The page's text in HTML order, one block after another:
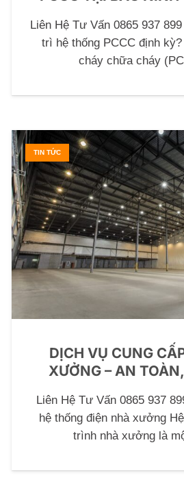
Liên Hệ Tư Vấn 0865 937
trì hệ thống PCCC định
cháy chữa cháy
TIN TỨC
DỊCH VỤ CUNG
XƯỞNG – AN
Liên Hệ Tư Vấn 0865 937
hệ thống điện nhà xưởng
trình nhà xưởng là